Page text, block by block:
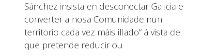
Sánchez insista en desconectar Galicia e
converter a nosa Comunidade nun
territorio cada vez máis illado” á vista de
que pretende reducir ou